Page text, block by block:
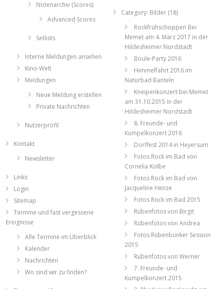
Notenarchiv (Scores)
Advanced Scores
Setlists
Interne Meldungen ansehen
Kino-Welt
Meldungen
Neue Meldung erstellen
Private Nachrichten
Nutzerprofil
Kontakt
Newsletter
Links
Login
Sitemap
Termine und fast vergessene
Ereignisse
Alle Termine im Überblick
Kalender
Nachrichten
Wo sind wir zu finden?
Category: Bilder (18)
Rockfrühschoppen Bei
Memet am 4. März 2017 in der
Hildesheimer Nordstadt
Boule-Party 2016
Himmelfahrt 2016 im
Naturbad Banteln
Kneipenkonzert bei Memet
am 31.10.2015 in der
Hildesheimer Nordstadt
8. Freunde- und
Kumpelkonzert 2016
Dorffest 2014 in Heyersum
Fotos Rock im Bad von
Cornelia Kolbe
Fotos Rock im Bad von
Jacqueline Henze
Fotos Rock im Bad 2015
Rübenfotos von Birgit
Rübenfotos von Andrea
Fotos Rübenbunker Session
2015
Rübenfotos von Werner
7. Freunde- und
Kumpelkonzert 2015